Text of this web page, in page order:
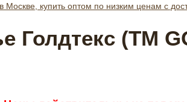
купить оптом по низким ценам с
Голдтекс (ТМ